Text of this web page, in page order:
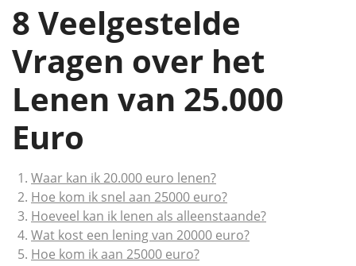
8 Veelgestelde
Vragen over het
Lenen van 25.000
Euro
Waar kan ik 20.000 euro lenen?
Hoe kom ik snel aan 25000 euro?
Hoeveel kan ik lenen als alleenstaande?
Wat kost een lening van 20000 euro?
Hoe kom ik aan 25000 euro?